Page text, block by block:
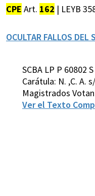
CPE Art. 162 | LEYB
OCULTAR FALLOS DEL
SCBA LP P 60802
Carátula: N. ,C. A.
Magistrados
Ver el Texto